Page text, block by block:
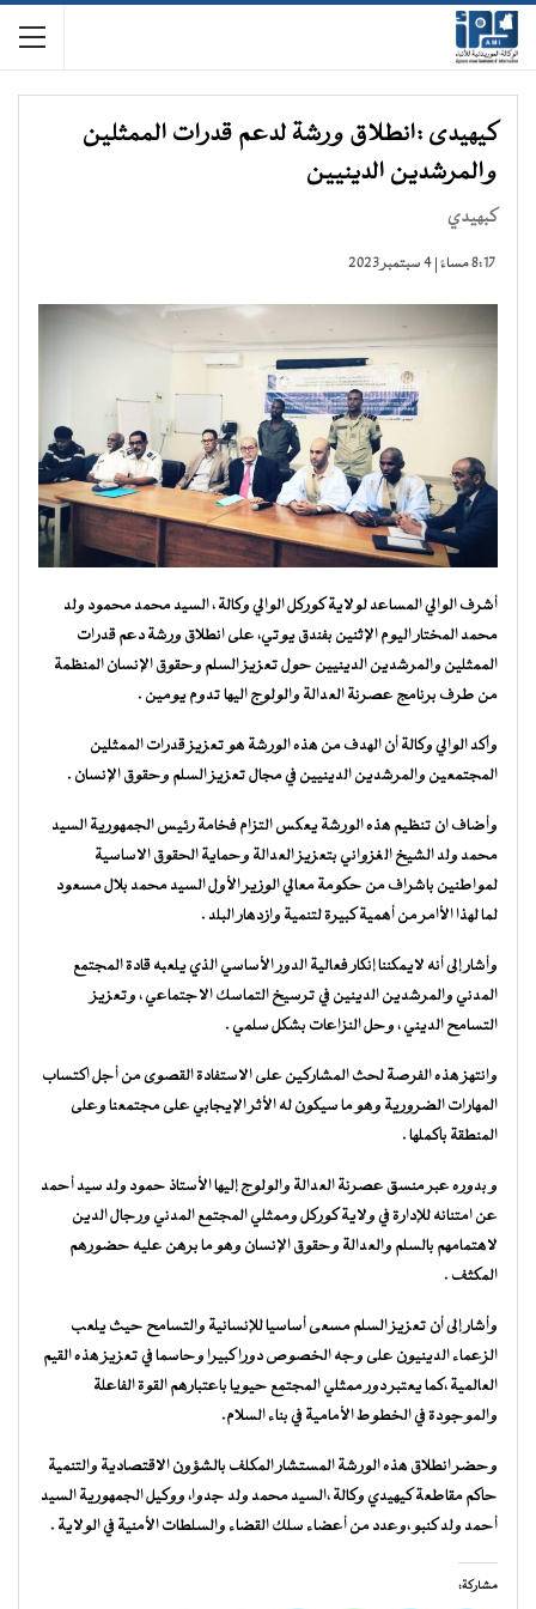
كيهيدى :انطلاق ورشة لدعم قدرات الممثلين
والمرشدين الدينيين
كبهيدي
8:17 مساءً | 4 سبتمبر 2023
أشرف الوالي المساعد لولاية كوركل الوالي وكالة ، السيد محمد محمود ولد
محمد المختار اليوم الإثنين بفندق يوتي، على انطلاق ورشة دعم قدرات
الممثلين والمرشدين الدينيين حول تعزيز السلم وحقوق الإنسان المنظمة
من طرف برنامج عصرنة العدالة والولوج اليها تدوم يومين .
وأكد الوالي وكالة أن الهدف من هذه الورشة هو تعزيز قدرات الممثلين
المجتمعين والمرشدين الدينيين في مجال تعزيز السلم وحقوق الإنسان .
وأضاف ان تنظيم هذه الورشة يعكس التزام فخامة رئيس الجمهورية السيد
محمد ولد الشيخ الغزواني بتعزيز العدالة وحماية الحقوق الاساسية
لمواطنين باشراف من حكومة معالي الوزير الأول السيد محمد بلال مسعود
لما لهذا الأامر من أهمية كبيرة لتنمية وازدهار البلد .
وأشار إلى أنه لايمكننا إنكار فعالية الدور الأساسي الذي يلعبه قادة المجتمع
المدني والمرشدين الدينين في ترسيخ التماسك الاجتماعي ، وتعزيز
التسامح الديني ، وحل النزاعات بشكل سلمي .
وانتهز هذه الفرصة لحث المشاركين على الاستفادة القصوى من أجل اكتساب
المهارات الضرورية وهو ما سيكون له الأثر الإيجابي على مجتمعنا وعلى
المنطقة باكملها .
و بدوره عبر منسق عصرنة العدالة والولوج إليها الأستاذ حمود ولد سيد أحمد
عن امتنانه للإدارة في ولاية كوركل وممثلي المجتمع المدني ورجال الدين
لاهتمامهم بالسلم والعدالة وحقوق الإنسان وهو ما برهن عليه حضورهم
المكثف .
وأشار إلى أن تعزيز السلم مسعى أساسيا للإنسانية والتسامح حيث يلعب
الزعماء الدينيون على وجه الخصوص دورا كبيرا وحاسما في تعزيز هذه القيم
العالمية ،كما يعتبر دور ممثلي المجتمع حيويا باعتبارهم القوة الفاعلة
والموجودة في الخطوط الأمامية في بناء السلام.
وحضر انطلاق هذه الورشة المستشار المكلف بالشؤون الاقتصادية والتنمية
حاكم مقاطعة كيهيدي وكالة ،السيد محمد ولد جدوا، ووكيل الجمهورية السيد
أحمد ولد كنبو ،وعدد من أعضاء سلك القضاء والسلطات الأمنية في الولاية .
مشاركة: